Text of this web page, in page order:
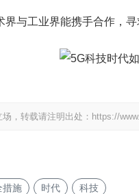
与工业界能携手合作，寻
，转载请注明出处： https://
措施 时代 科技